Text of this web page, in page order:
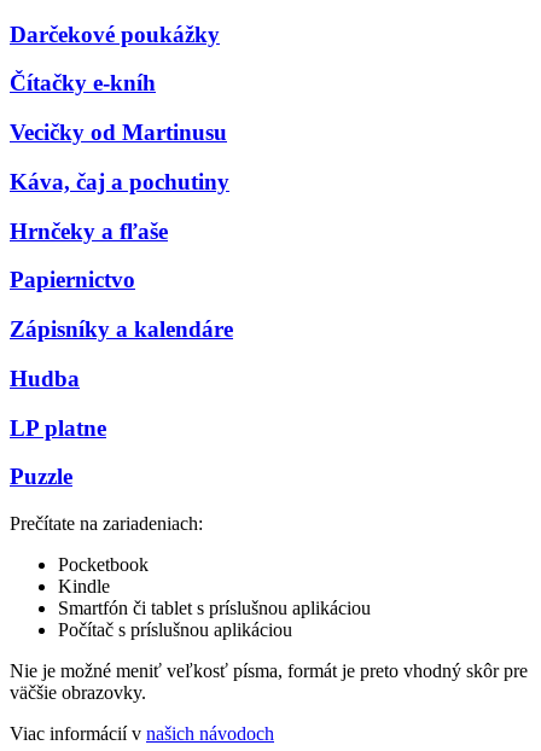
Darčekové poukážky
Čítačky e-kníh
Vecičky od Martinusu
Káva, čaj a pochutiny
Hrnčeky a fľaše
Papiernictvo
Zápisníky a kalendáre
Hudba
LP platne
Puzzle
Prečítate na zariadeniach:
Pocketbook
Kindle
Smartfón či tablet s príslušnou aplikáciou
Počítač s príslušnou aplikáciou
Nie je možné meniť veľkosť písma, formát je preto vhodný skôr pre
väčšie obrazovky.
Viac informácií v našich návodoch